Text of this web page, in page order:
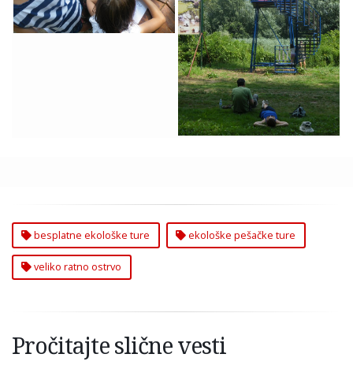
Besplatne Ekološke
Ture na Ratnom
Ostrvu
besplatne ekološke ture ekološke pešačke ture
veliko ratno ostrvo
Pročitajte slične vesti